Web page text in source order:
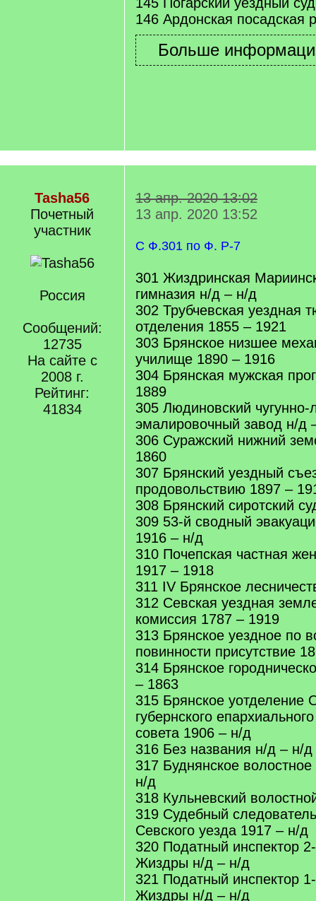
146 Ардонская посадская
Tasha56
Почетный
учаcтник
Россия
Сообщений:
12735
На сайте с
2008 г.
Рейтинг:
41834
13 апр. 2020 13:02
13 апр. 2020 13:52
С Ф.301 по Ф. Р-7
301 Жиздринская
гимназия н/д – н/д
302 Трубчевская уездная
отделения 1855 – 1921
303 Брянское низшее
училище 1890 – 1916
304 Брянская мужская
1889
305 Людиновский чугунно-
эмалировочный завод н/д
306 Суражский нижний
1860
307 Брянский уездный
продовольствию 1897 –
308 Брянский сиротский
309 53-й сводный
1916 – н/д
310 Почепская частная
1917 – 1918
311 IV Брянское
312 Севская уездная
комиссия 1787 – 1919
313 Брянское уездное по
повинности присутствие
314 Брянское
– 1863
315 Брянское уотделение
губернского
совета 1906 – н/д
316 Без названия н/д – н/д
317 Буднянское
н/д
318 Кульневский
319 Судебный
Севского уезда 1917 – н/д
320 Податный инспектор 2-
Жиздры н/д – н/д
321 Податный инспектор 1-
Жиздры н/д – н/д